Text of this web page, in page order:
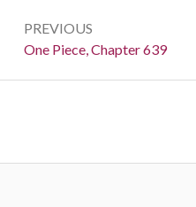
navigation
PREVIOUS
Previous:
One Piece, Chapter 639